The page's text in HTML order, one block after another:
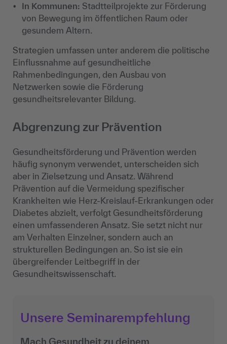
In Kommunen: Stadtteilprojekte zur Förderung
von Bewegung im öffentlichen Raum oder
gesundem Altern.
Strategien umfassen unter anderem die politische
Einflussnahme auf gesundheitliche
Rahmenbedingungen, den Ausbau von
Netzwerken sowie die Förderung
gesundheitsrelevanter Bildung.
Abgrenzung zur Prävention
Gesundheitsförderung und Prävention werden
häufig synonym verwendet, unterscheiden sich
aber in Zielsetzung und Ansatz. Während
Prävention auf die Vermeidung spezifischer
Krankheiten wie Herz-Kreislauf-Erkrankungen oder
Diabetes abzielt, verfolgt Gesundheitsförderung
einen umfassenderen Ansatz. Sie setzt nicht nur
am Verhalten Einzelner, sondern auch an
strukturellen Bedingungen an. So ist sie ein
übergreifender Leitbegriff in der
Gesundheitswissenschaft.
Unsere Seminarempfehlung
Mach Gesundheit zu deinem